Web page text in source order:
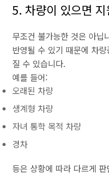
5. 차량이 있으면
무조건 불가능한 것은 아닙
반영될 수 있기 때문에 차
질 수 있습니다.
예를 들어:
오래된 차량
생계형 차량
자녀 통학 목적 차량
경차
등은 상황에 따라 다르게